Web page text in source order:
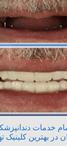
خدمات
در بهترین کلینیک